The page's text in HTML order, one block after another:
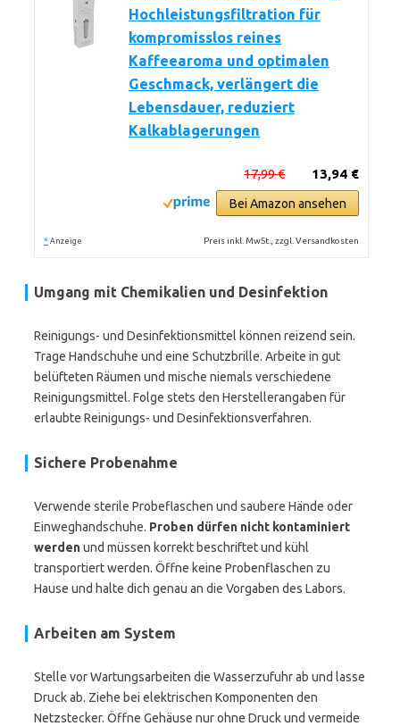
Hochleistungsfiltration für
kompromisslos reines
Kaffeearoma und optimalen
Geschmack, verlängert die
Lebensdauer, reduziert
Kalkablagerungen
13,94 €
17,99 €
Bei Amazon ansehen
* Anzeige Preis inkl. MwSt., zzgl. Versandkosten
Umgang mit Chemikalien und Desinfektion
Reinigungs- und Desinfektionsmittel können reizend sein.
Trage Handschuhe und eine Schutzbrille. Arbeite in gut
belüfteten Räumen und mische niemals verschiedene
Reinigungsmittel. Folge stets den Herstellerangaben für
erlaubte Reinigungs- und Desinfektionsverfahren.
Sichere Probenahme
Verwende sterile Probeflaschen und saubere Hände oder
Einweghandschuhe. Proben dürfen nicht kontaminiert
werdenund müssen korrekt beschriftet und kühl
transportiert werden. Öffne keine Probenflaschen zu
Hause und halte dich genau an die Vorgaben des Labors.
Arbeiten am System
Stelle vor Wartungsarbeiten die Wasserzufuhr ab und lasse
Druck ab. Ziehe bei elektrischen Komponenten den
Netzstecker. Öffne Gehäuse nur ohne Druck und vermeide